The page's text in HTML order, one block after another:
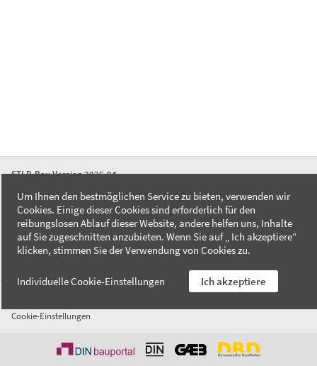
STLB-Bau Version 2026-04
FAQ
Kontakt
Datenschutzerklärung
Cookie-Einstellungen
Um Ihnen den bestmöglichen Service zu bieten, verwenden wir
Cookies. Einige dieser Cookies sind erforderlich für den
reibungslosen Ablauf dieser Website, andere helfen uns, Inhalte
auf Sie zugeschnitten anzubieten. Wenn Sie auf „ Ich akzeptiere“
klicken, stimmen Sie der Verwendung von Cookies zu.
Individuelle Cookie-Einstellungen Ich akzeptiere